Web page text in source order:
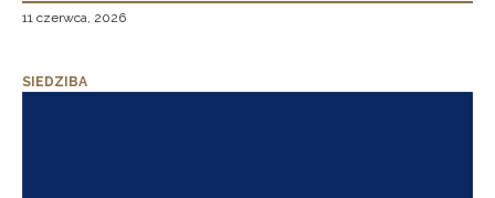
11 czerwca, 2026
SIEDZIBA